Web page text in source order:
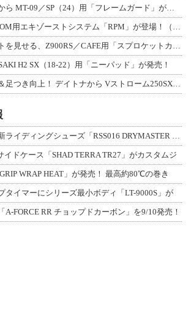
H2 SX（18-22）用「ニーパッド」が発売！
イドケース「SHAD TERRA TR27」がカスタムジ
WRAP HEAT」が発売！ 最高約80℃の巻き
タイマーにシリーズ最小ボディ「LT-9000S」が
A-FORCE RR チョップドカーボン」を9/10発売！